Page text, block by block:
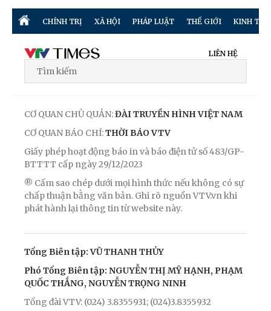
CHÍNH TRỊ XÃ HỘI PHÁP LUẬT THẾ GIỚI KINH TẾ
LIÊN HỆ
CƠ QUAN CHỦ QUẢN:ĐÀI TRUYỀN HÌNH VIỆT NAM
CƠ QUAN BÁO CHÍ:THỜI BÁO VTV
Giấy phép hoạt động báo in và báo điện tử số 483/GP-
BTTTT cấp ngày 29/12/2023
® Cấm sao chép dưới mọi hình thức nếu không có sự
chấp thuận bằng văn bản. Ghi rõ nguồn VTV.vn khi
phát hành lại thông tin từ website này.
Tổng Biên tập: VŨ THANH THỦY
Phó Tổng Biên tập: NGUYỄN THỊ MỸ HẠNH, PHẠM
QUỐC THẮNG, NGUYỄN TRỌNG NINH
Tổng đài VTV: (024) 3.8355931; (024)3.8355932